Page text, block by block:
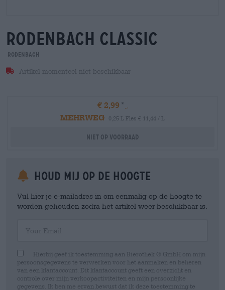
rodenbach classic
Rodenbach
Artikel momenteel niet beschikbaar
€ 2,99
MEHRWEG
0,25 L Fles € 11,44 / L
Niet op voorraad
Houd mij op de hoogte
Vul hier je e-mailadres in om eenmalig op de hoogte te
worden gehouden zodra het artikel weer beschikbaar is.
Hierbij geef ik toestemming aan Bierothek ® GmbH om mijn
persoonsgegevens te verwerken voor het aanmaken en beheren
van een klantaccount. Dit klantaccount geeft een overzicht en
controle over mijn verkoopactiviteiten en mijn persoonlijke
gegevens. Ik ben me ervan bewust dat ik deze toestemming te